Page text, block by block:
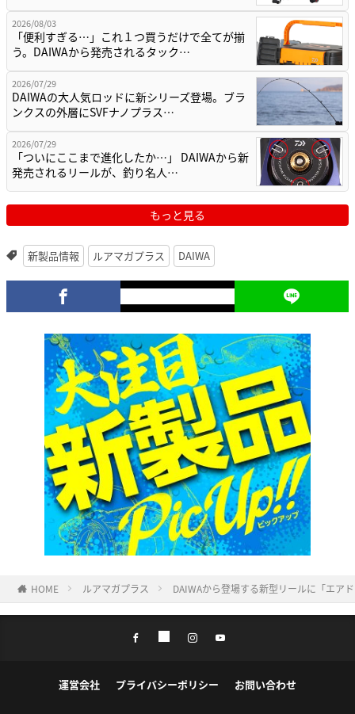
2026/08/03
「便利すぎる…」これ１つ買うだけで全てが揃
う。DAIWAから発売されるタック…
2026/07/29
DAIWAの大人気ロッドに新シリーズ登場。ブラ
ンクスの外層にSVFナノプラス…
2026/07/29
「ついにここまで進化したか…」 DAIWAから新
発売されるリールが、釣り名人…
もっと見る
新製品情報 ルアマガプラス DAIWA
HOME ルアマガプラス DAIWAから登場する新型リールに「エア
運営会社 プライバシーポリシー お問い合わせ